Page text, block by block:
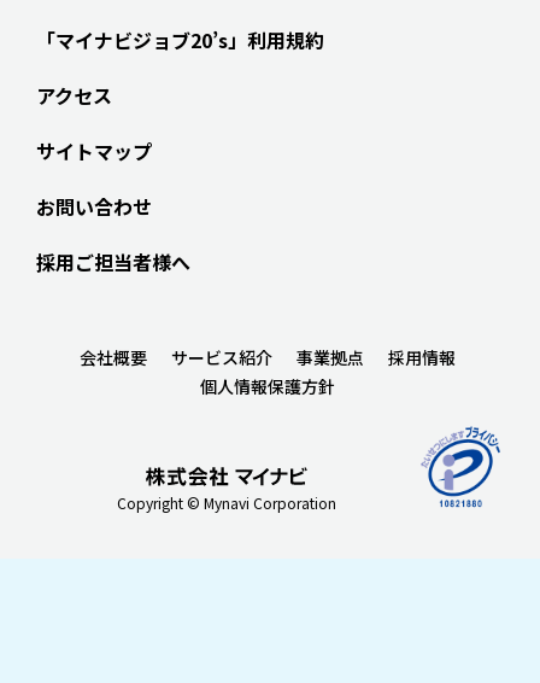
「マイナビジョブ20’s」利用規約
アクセス
サイトマップ
お問い合わせ
採用ご担当者様へ
Copyright © Mynavi Corporation
会社概要 サービス紹介 事業拠点
採用情報
個人情報保護方針